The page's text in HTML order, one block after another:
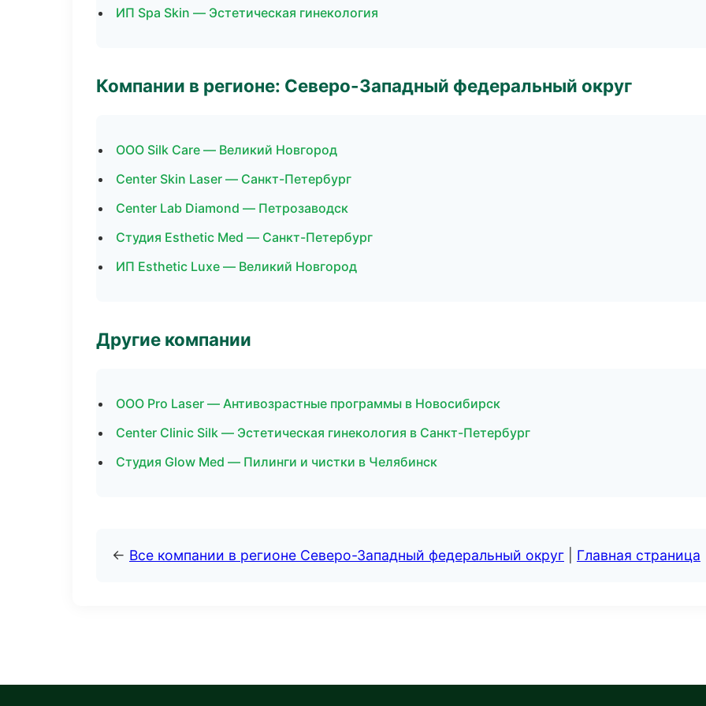
ИП Spa Skin — Эстетическая гинекология
Компании в регионе: Северо-Западный федеральный округ
ООО Silk Care — Великий Новгород
Center Skin Laser — Санкт-Петербург
Center Lab Diamond — Петрозаводск
Студия Esthetic Med — Санкт-Петербург
ИП Esthetic Luxe — Великий Новгород
Другие компании
ООО Pro Laser — Антивозрастные программы в Новосибирск
Center Clinic Silk — Эстетическая гинекология в Санкт-Петербург
Студия Glow Med — Пилинги и чистки в Челябинск
← Все компании в регионе Северо-Западный федеральный округ Главная страница